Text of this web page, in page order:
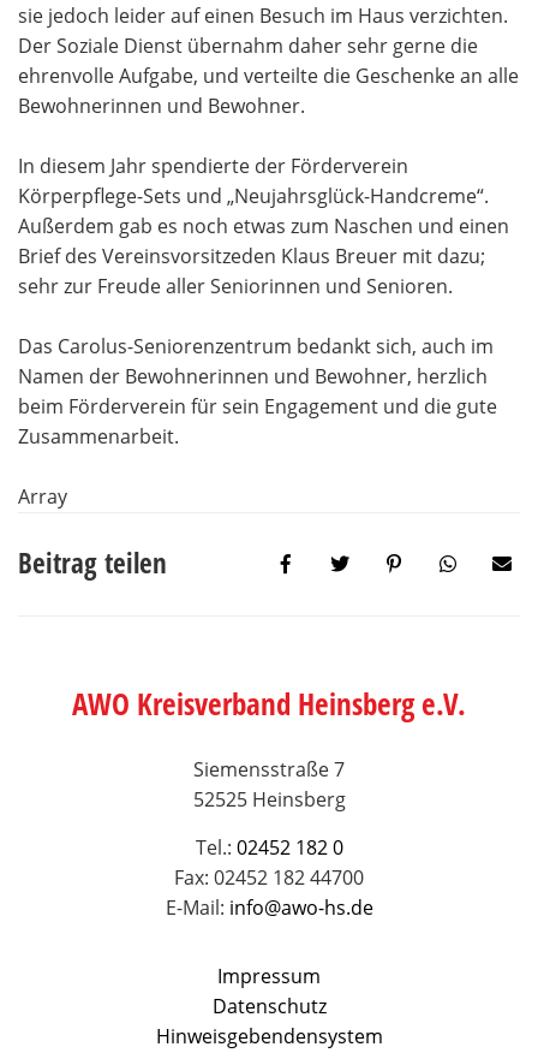
sie jedoch leider auf einen Besuch im Haus verzichten.
Der Soziale Dienst übernahm daher sehr gerne die
ehrenvolle Aufgabe, und verteilte die Geschenke an alle
Bewohnerinnen und Bewohner.
In diesem Jahr spendierte der Förderverein
Körperpflege-Sets und „Neujahrsglück-Handcreme“.
Außerdem gab es noch etwas zum Naschen und einen
Brief des Vereinsvorsitzeden Klaus Breuer mit dazu;
sehr zur Freude aller Seniorinnen und Senioren.
Das Carolus-Seniorenzentrum bedankt sich, auch im
Namen der Bewohnerinnen und Bewohner, herzlich
beim Förderverein für sein Engagement und die gute
Zusammenarbeit.
Array
Beitrag teilen
AWO Kreisverband Heinsberg e.V.
Siemensstraße 7
52525 Heinsberg
Tel.: 02452 182 0
Fax: 02452 182 44700
E-Mail: info@awo-hs.de
Impressum
Datenschutz
Hinweisgebendensystem